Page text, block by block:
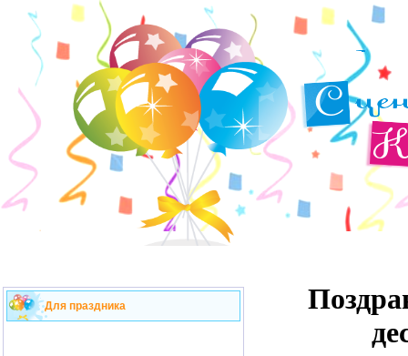
Для праздника